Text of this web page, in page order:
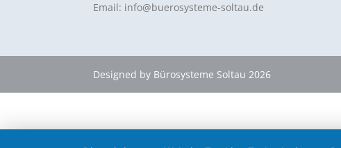
Email: info@buerosysteme-soltau.de
Designed by Bürosysteme Soltau 2026